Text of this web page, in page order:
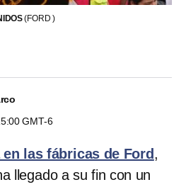
(FORD )
GMT-6
en las fábricas de Ford ,
llegado a su fin con un